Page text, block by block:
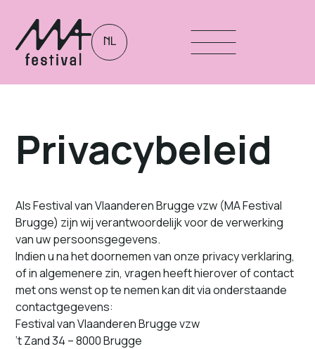
NL
Privacybeleid
Als Festival van Vlaanderen Brugge vzw (MA Festival
Brugge) zijn wij ver­ant­wo­ordelijk voor de ver­w­erk­ing
van uw persoonsgegevens.
Indien u na het doorne­men van onze pri­va­cy verk­lar­ing,
of in algemenere zin, vra­gen heeft hierover of con­tact
met ons wenst op te nemen kan dit via onder­staande
contactgegevens:
Festival van Vlaanderen Brugge vzw
​’t Zand 34 – 8000 Brugge